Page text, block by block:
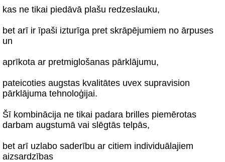
kas ne tikai piedāvā plašu redzeslauku,
bet arī ir īpaši izturīga pret skrāpējumiem no ārpuses
un
aprīkota ar pretmiglošanas pārklājumu,
pateicoties augstas kvalitātes uvex supravision
pārklājuma tehnoloģijai.
Šī kombinācija ne tikai padara brilles piemērotas
darbam augstumā vai slēgtās telpās,
bet arī uzlabo saderību ar citiem individuālajiem
aizsardzības